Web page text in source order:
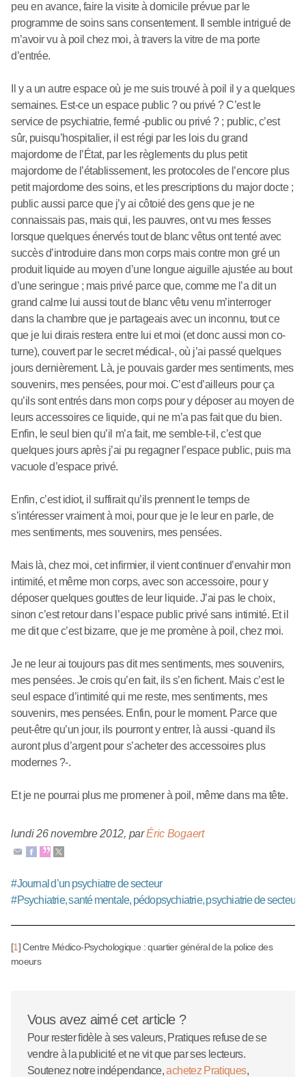
peu en avance, faire la visite à domicile prévue par le
programme de soins sans consentement. Il semble intrigué de
m’avoir vu à poil chez moi, à travers la vitre de ma porte
d’entrée.
Il y a un autre espace où je me suis trouvé à poil il y a quelques
semaines. Est-ce un espace public ? ou privé ? C’est le
service de psychiatrie, fermé -public ou privé ? ; public, c’est
sûr, puisqu’hospitalier, il est régi par les lois du grand
majordome de l’État, par les règlements du plus petit
majordome de l’établissement, les protocoles de l’encore plus
petit majordome des soins, et les prescriptions du major docte ;
public aussi parce que j’y ai côtoié des gens que je ne
connaissais pas, mais qui, les pauvres, ont vu mes fesses
lorsque quelques énervés tout de blanc vêtus ont tenté avec
succès d’introduire dans mon corps mais contre mon gré un
produit liquide au moyen d’une longue aiguille ajustée au bout
d’une seringue ; mais privé parce que, comme me l’a dit un
grand calme lui aussi tout de blanc vêtu venu m’interroger
dans la chambre que je partageais avec un inconnu, tout ce
que je lui dirais restera entre lui et moi (et donc aussi mon co-
turne), couvert par le secret médical-, où j’ai passé quelques
jours dernièrement. Là, je pouvais garder mes sentiments, mes
souvenirs, mes pensées, pour moi. C’est d’ailleurs pour ça
qu’ils sont entrés dans mon corps pour y déposer au moyen de
leurs accessoires ce liquide, qui ne m’a pas fait que du bien.
Enfin, le seul bien qu’il m’a fait, me semble-t-il, c’est que
quelques jours après j’ai pu regagner l’espace public, puis ma
vacuole d’espace privé.
Enfin, c’est idiot, il suffirait qu’ils prennent le temps de
s’intéresser vraiment à moi, pour que je le leur en parle, de
mes sentiments, mes souvenirs, mes pensées.
Mais là, chez moi, cet infirmier, il vient continuer d’envahir mon
intimité, et même mon corps, avec son accessoire, pour y
déposer quelques gouttes de leur liquide. J’ai pas le choix,
sinon c’est retour dans l’espace public privé sans intimité. Et il
me dit que c’est bizarre, que je me promène à poil, chez moi.
Je ne leur ai toujours pas dit mes sentiments, mes souvenirs,
mes pensées. Je crois qu’en fait, ils s’en fichent. Mais c’est le
seul espace d’intimité qui me reste, mes sentiments, mes
souvenirs, mes pensées. Enfin, pour le moment. Parce que
peut-être qu’un jour, ils pourront y entrer, là aussi -quand ils
auront plus d’argent pour s’acheter des accessoires plus
modernes ?-.
Et je ne pourrai plus me promener à poil, même dans ma tête.
lundi 26 novembre 2012, parÉric Bogaert
#Journal d’un psychiatre de secteur
#Psychiatrie, santé mentale, pédopsychiatrie, psychiatrie de secteur
[1]Centre Médico-Psychologique : quartier général de la police des
moeurs
Vous avez aimé cet article ?
Pour rester fidèle à ses valeurs, Pratiques refuse de se
vendre à la publicité et ne vit que par ses lecteurs.
Soutenez notre indépendance,achetez Pratiques,